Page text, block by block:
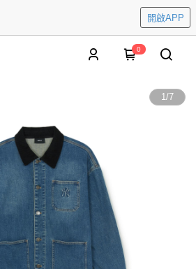
開啟APP
0
1/7